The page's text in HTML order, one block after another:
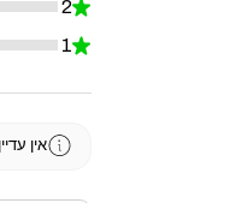
★
2
0%
★
1
0%
אין